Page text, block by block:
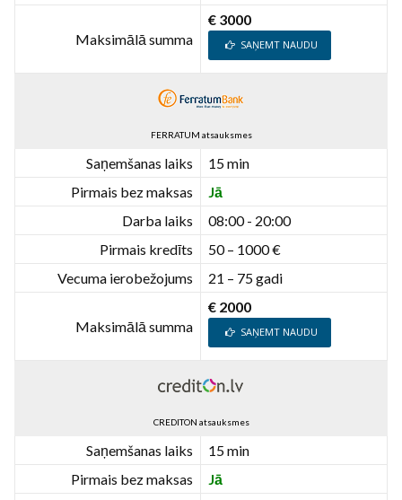
Maksimālā summa
€ 3000
SAŅEMT NAUDU
FERRATUM atsauksmes
Saņemšanas laiks
15 min
Pirmais bez maksas
Jā
Darba laiks
08:00 - 20:00
Pirmais kredīts
50 – 1000 €
Vecuma ierobežojums
21 – 75 gadi
Maksimālā summa
€ 2000
SAŅEMT NAUDU
CREDITON atsauksmes
Saņemšanas laiks
15 min
Pirmais bez maksas
Jā